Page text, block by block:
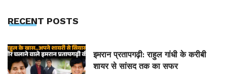
RECENT POSTS
इमरान प्रतापगढ़ी: राहुल गांधी के करीबी
शायर से सांसद तक का सफर